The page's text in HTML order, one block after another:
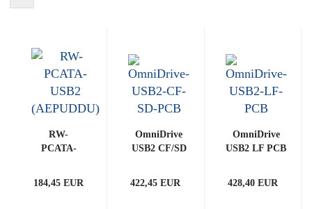
RW-
PCATA-
184,45 EUR
OmniDrive
USB2 CF/SD
422,45 EUR
OmniDrive
USB2 LF PCB
428,40 EUR